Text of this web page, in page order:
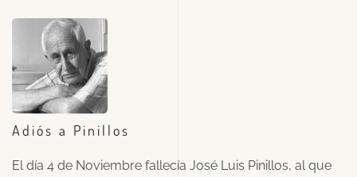
Adiós a Pinillos
El día 4 de Noviembre fallecía José Luis Pinillos, al que